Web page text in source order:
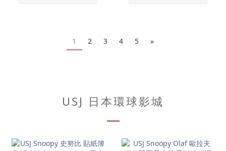
1 2 3 4 5 »
USJ 日本環球影城